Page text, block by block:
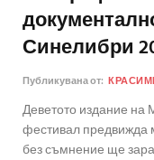
Синелибри
Публикувана от:
Деветото издание на
фестивал предвижда
без съмнение ще